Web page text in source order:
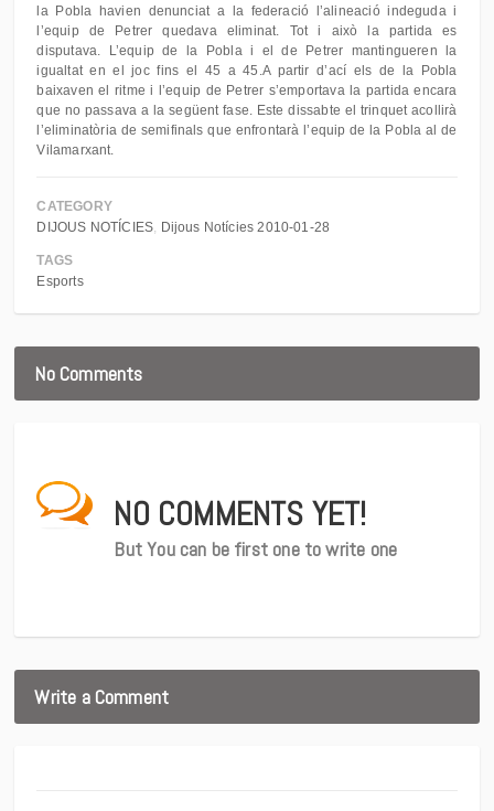
la Pobla havien denunciat a la federació l’alineació indeguda i
l’equip de Petrer quedava eliminat. Tot i això la partida es
disputava. L’equip de la Pobla i el de Petrer mantingueren la
igualtat en el joc fins el 45 a 45.A partir d’ací els de la Pobla
baixaven el ritme i l’equip de Petrer s’emportava la partida encara
que no passava a la següent fase. Este dissabte el trinquet acollirà
l’eliminatòria de semifinals que enfrontarà l’equip de la Pobla al de
Vilamarxant.
CATEGORY
DIJOUS NOTÍCIES
Dijous Notícies 2010-01-28
TAGS
Esports
No Comments
NO COMMENTS YET!
But You can be first one to write one
Write a Comment